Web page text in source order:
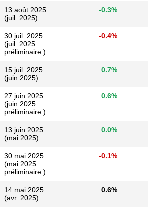
13 août 2025
(juil. 2025)
-0.3%
30 juil. 2025
(juil. 2025
préliminaire.)
-0.4%
15 juil. 2025
(juin 2025)
0.7%
27 juin 2025
(juin 2025
préliminaire.)
0.6%
13 juin 2025
(mai 2025)
0.0%
30 mai 2025
(mai 2025
préliminaire.)
-0.1%
14 mai 2025
(avr. 2025)
0.6%